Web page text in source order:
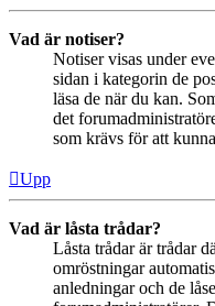
Vad är notiser?
Notiser visas under
sidan i kategorin de
läsa de när du kan.
det
som krävs för att
Upp
Vad är låsta trådar?
Låsta trådar är trådar
omröstningar
anledningar och de